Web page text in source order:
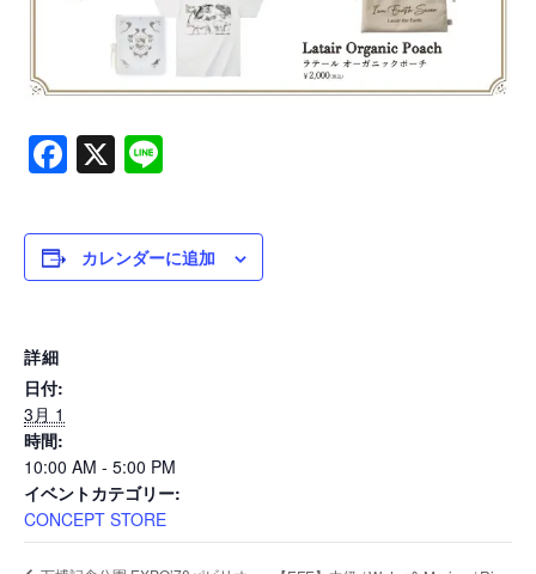
Online
Shop
Company
Facebook
X
カレンダーに追加
詳細
日付:
3月 1
時間:
10:00 AM - 5:00 PM
イベントカテゴリー:
CONCEPT STORE